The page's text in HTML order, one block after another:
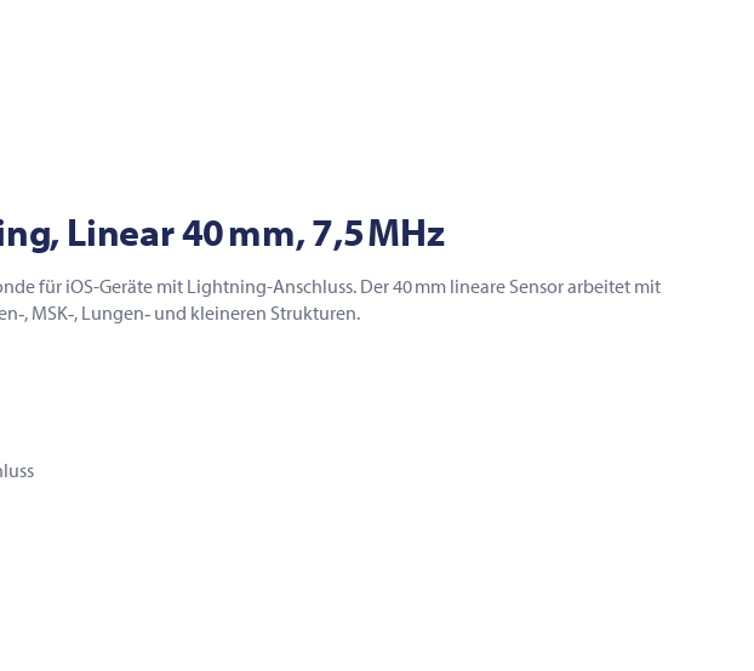
Linear 40 mm, 7,5 MHz
für iOS-Geräte mit Lightning-Anschluss. Der 40 mm lineare Sensor arbeitet mit
MSK‑, Lungen‑ und kleineren Strukturen.